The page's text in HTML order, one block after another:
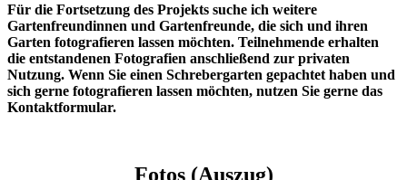
Für die Fortsetzung des Projekts suche ich weitere
Gartenfreundinnen und Gartenfreunde, die sich und ihren
Garten fotografieren lassen möchten. Teilnehmende erhalten
die entstandenen Fotografien anschließend zur privaten
Nutzung. Wenn Sie einen Schrebergarten gepachtet haben und
sich gerne fotografieren lassen möchten, nutzen Sie gerne das
Kontaktformular.
Fotos (Auszug)